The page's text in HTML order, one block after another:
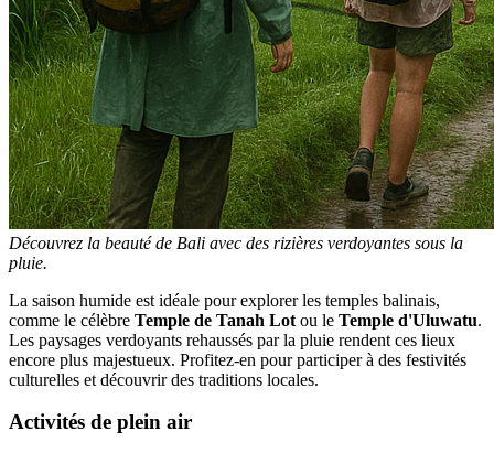
Découvrez la beauté de Bali avec des rizières verdoyantes sous la
pluie.
La saison humide est idéale pour explorer les temples balinais,
comme le célèbre Temple de Tanah Lot ou le Temple d'Uluwatu.
Les paysages verdoyants rehaussés par la pluie rendent ces lieux
encore plus majestueux. Profitez-en pour participer à des festivités
culturelles et découvrir des traditions locales.
Activités de plein air